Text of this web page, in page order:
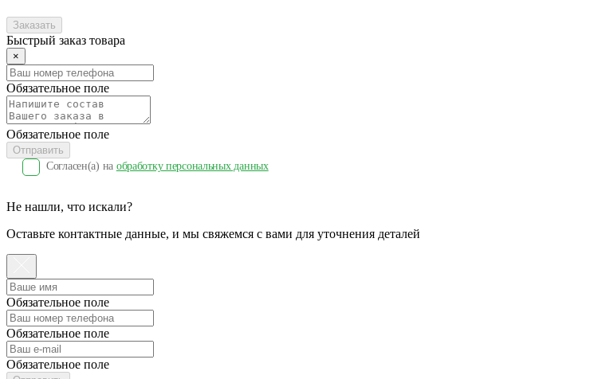
Заказать
Быстрый заказ товара
×
Обязательное поле
Обязательное поле
Отправить
Согласен(a) на обработку персональных данных
Не нашли, что искали?
Оставьте контактные данные, и мы свяжемся с вами для уточнения деталей
Обязательное поле
Обязательное поле
Обязательное поле